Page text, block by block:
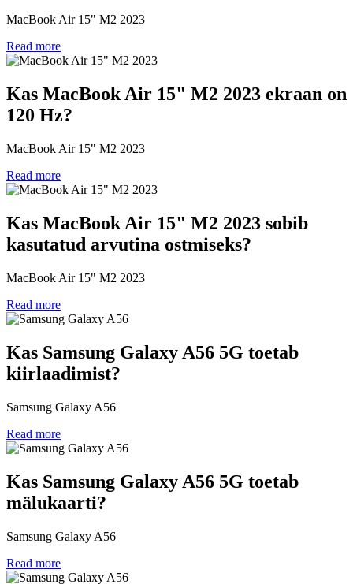
MacBook Air 15" M2 2023
Read more
Kas MacBook Air 15" M2 2023 ekraan on
120 Hz?
MacBook Air 15" M2 2023
Read more
Kas MacBook Air 15" M2 2023 sobib
kasutatud arvutina ostmiseks?
MacBook Air 15" M2 2023
Read more
Kas Samsung Galaxy A56 5G toetab
kiirlaadimist?
Samsung Galaxy A56
Read more
Kas Samsung Galaxy A56 5G toetab
mälukaarti?
Samsung Galaxy A56
Read more